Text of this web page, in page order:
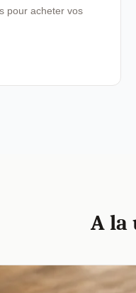
pour acheter vos
A la